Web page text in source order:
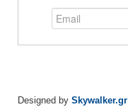
Designed by Skywalker.gr